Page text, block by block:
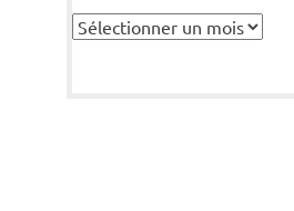
Archives